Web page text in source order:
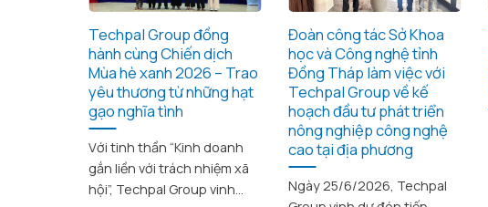
Techpal Group đồng
hành cùng Chiến dịch
Mùa hè xanh 2026 – Trao
yêu thương từ những hạt
gạo nghĩa tình
Với tinh thần “Kinh doanh
gắn liền với trách nhiệm xã
hội”, Techpal Group vinh...
Đoàn công tác Sở Khoa
học và Công nghệ tỉnh
Đồng Tháp làm việc với
Techpal Group về kế
hoạch đầu tư phát triển
nông nghiệp công nghệ
cao tại địa phương
Ngày 25/6/2026, Techpal